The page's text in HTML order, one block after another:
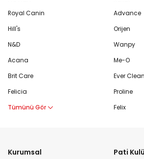
Royal Canin
Hill's
N&D
Acana
Brit Care
Felicia
Tümünü Gör
Advance
Orijen
Wanpy
Me-O
Ever Clean
Proline
Felix
Kurumsal Pati